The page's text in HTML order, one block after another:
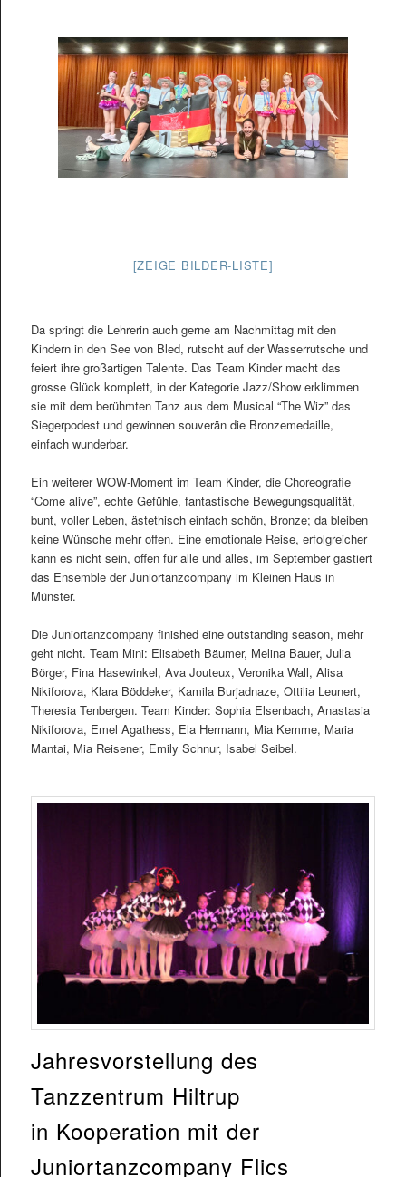
[ZEIGE BILDER-LISTE]
Da springt die Lehrerin auch gerne am Nachmittag mit den
Kindern in den See von Bled, rutscht auf der Wasserrutsche und
feiert ihre großartigen Talente. Das Team Kinder macht das
grosse Glück komplett, in der Kategorie Jazz/Show erklimmen
sie mit dem berühmten Tanz aus dem Musical “The Wiz” das
Siegerpodest und gewinnen souverän die Bronzemedaille,
einfach wunderbar.
Ein weiterer WOW-Moment im Team Kinder, die Choreografie
“Come alive”, echte Gefühle, fantastische Bewegungsqualität,
bunt, voller Leben, ästethisch einfach schön, Bronze; da bleiben
keine Wünsche mehr offen. Eine emotionale Reise, erfolgreicher
kann es nicht sein, offen für alle und alles, im September gastiert
das Ensemble der Juniortanzcompany im Kleinen Haus in
Münster.
Die Juniortanzcompany finished eine outstanding season, mehr
geht nicht. Team Mini: Elisabeth Bäumer, Melina Bauer, Julia
Börger, Fina Hasewinkel, Ava Jouteux, Veronika Wall, Alisa
Nikiforova, Klara Böddeker, Kamila Burjadnaze, Ottilia Leunert,
Theresia Tenbergen. Team Kinder: Sophia Elsenbach, Anastasia
Nikiforova, Emel Agathess, Ela Hermann, Mia Kemme, Maria
Mantai, Mia Reisener, Emily Schnur, Isabel Seibel.
Jahresvorstellung des
Tanzzentrum Hiltrup
in Kooperation mit der
Juniortanzcompany Flics